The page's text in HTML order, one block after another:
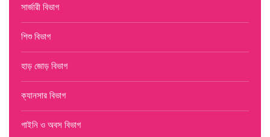
সার্জারী বিভাগ
শিশু বিভাগ
হাড় জোড় বিভাগ
ক্যানসার বিভাগ
গাইনি ও অবস বিভাগ